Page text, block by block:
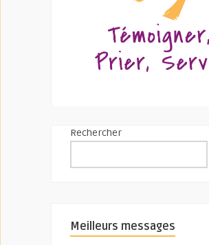
Rechercher
Meilleurs messages